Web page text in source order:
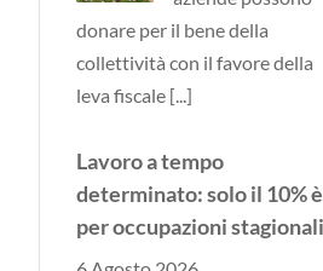
donare per il bene della
collettività con il favore della
leva fiscale [...]
determinato: solo il 10% è
per occupazioni stagionali